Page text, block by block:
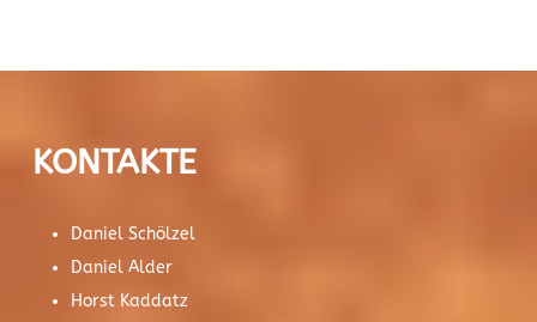
KONTAKTE
Daniel Schölzel
Daniel Alder
Horst Kaddatz